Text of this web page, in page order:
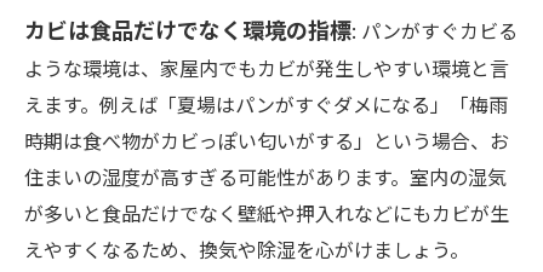
カビは食品だけでなく環境の指標: パンがすぐカビる
ような環境は、家屋内でもカビが発生しやすい環境と言
えます。例えば「夏場はパンがすぐダメになる」「梅雨
時期は食べ物がカビっぽい匂いがする」という場合、お
住まいの湿度が高すぎる可能性があります。室内の湿気
が多いと食品だけでなく壁紙や押入れなどにもカビが生
えやすくなるため、換気や除湿を心がけましょう。